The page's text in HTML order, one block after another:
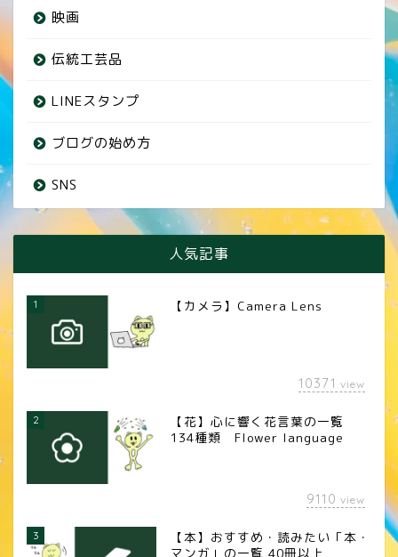
映画
伝統工芸品
LINEスタンプ
ブログの始め方
SNS
人気記事
1 【カメラ】Camera Lens
10371 view
2
【花】心に響く花言葉の一覧
134種類 Flower language
9110 view
3
【本】おすすめ・読みたい「本・
マンガ」の一覧 40冊以上